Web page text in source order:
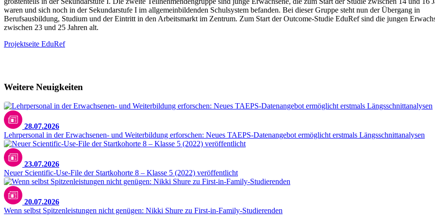
waren und sich noch in der Sekundarstufe I im allgemeinbildenden Schulsystem befanden. Bei dieser Gruppe steht nun der Übergang in
Berufsausbildung, Studium und der Eintritt in den Arbeitsmarkt im Zentrum. Zum Start der Outcome-Studie EduRef sind die jungen
zwischen 23 und 25 Jahren alt.
Projektseite EduRef
Weitere Neuigkeiten
28.07.2026
Lehrpersonal in der Erwachsenen- und Weiterbildung erforschen: Neues TAEPS-Datenangebot ermöglicht erstmals Längsschnittanalysen
23.07.2026
Neuer Scientific-Use-File der Startkohorte 8 – Klasse 5 (2022) veröffentlicht
20.07.2026
Wenn selbst Spitzenleistungen nicht genügen: Nikki Shure zu First-in-Family-Studierenden